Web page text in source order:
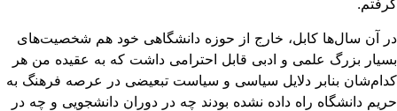
آن سال‌ها کابل، خارج از حوزه دانشگاهی خود هم شخصیت‌های
بزرگ علمی و ادبی قابل احترامی داشت که به عقیده من هر
بنابر دلایل سیاسی و سیاست تبعیضی در عرصه فرهنگ به‌
دانشگاه راه داده نشده بودند چه در دوران دانشجویی و چه در